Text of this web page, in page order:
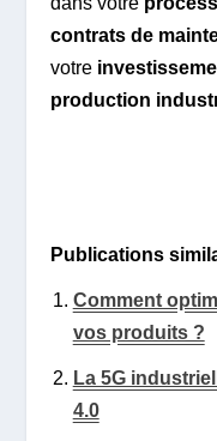
contrats de
votre
production
Publications
Comment
vos produits ?
La 5G
4.0